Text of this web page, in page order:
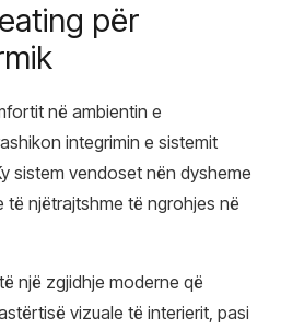
për
në ambientin e
integrimin e sistemit
sistem vendoset nën dysheme
të njëtrajtshme të ngrohjes në
një zgjidhje moderne që
vizuale të interierit, pasi